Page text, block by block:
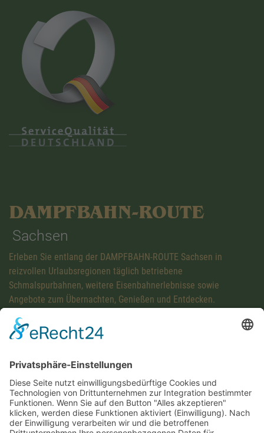
DAMPFBAHN-ROUTE
Sachsen
Erleben Sie entlang der DAMPFBAHN-ROUTE Sachsen in
reizvollen Urlaubsregionen täglich betriebene
Schmalspurbahnen, weitere Eisenbahnerlebnisse sowie
Angebote zum Übernachten, Genießen und Entdecken.